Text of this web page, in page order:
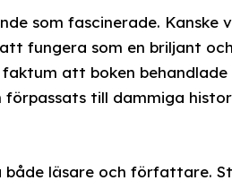
som fascinerade. Kanske
fungera som en briljant
att boken
till dammiga
läsare och författare.